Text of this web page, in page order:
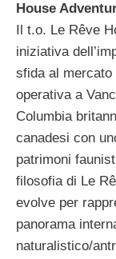
House
Il t.o. Le Rêve
iniziativa
sfida al mercato
operativa a
Columbia
canadesi con
patrimoni
filosofia di Le
evolve per
panorama
naturalistico/